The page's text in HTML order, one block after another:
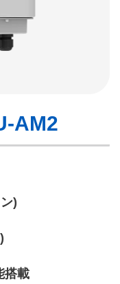
AM2
)
搭載